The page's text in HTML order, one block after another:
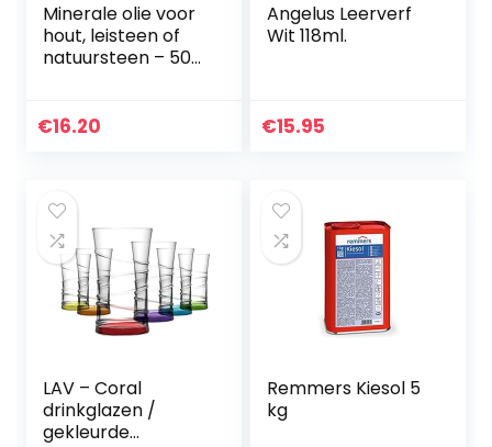
Minerale olie voor
hout, leisteen of
natuursteen – 500
€16.20
Angelus Leerverf
Wit 118ml.
€15.95
LAV – Coral
drinkglazen /
gekleurde
Remmers Kiesol 5
kg